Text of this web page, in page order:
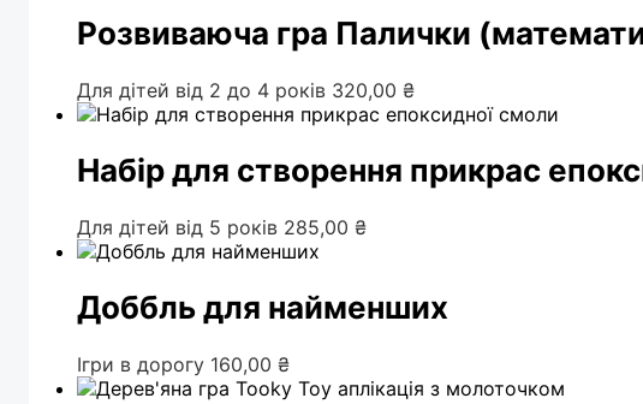
Розвиваюча гра Палички
Для дітей від 2 до 4 років 320,00 ₴
Набір для створення прикрас
Для дітей від 5 років 285,00 ₴
Доббль для найменших
Ігри в дорогу 160,00 ₴